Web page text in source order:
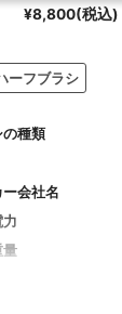
¥8,800(税込)
ーフブラシ
の種類
ー会社名
量